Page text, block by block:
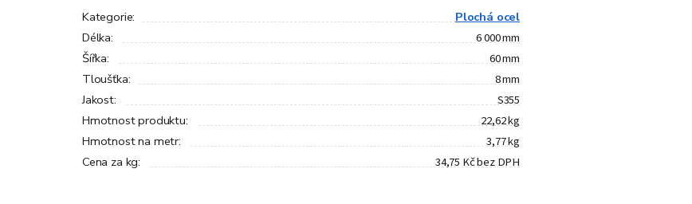
Kategorie:
Plochá ocel
Délka: 6 000 mm
Šířka: 60 mm
Tloušťka: 8 mm
Jakost: S355
Hmotnost produktu: 22,62 kg
Hmotnost na metr: 3,77 kg
Cena za kg: 34,75 Kč bez DPH